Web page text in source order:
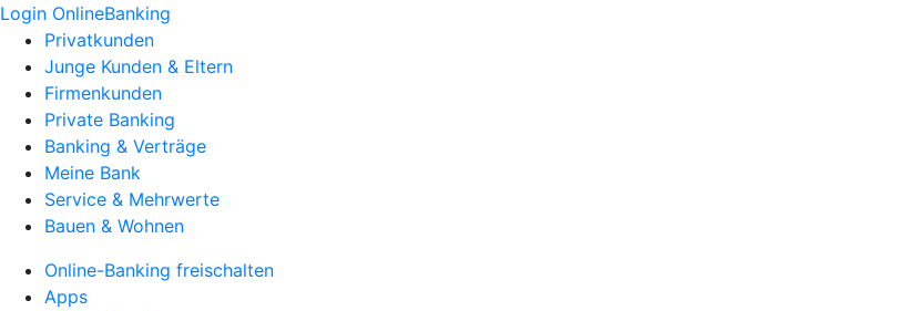
Login OnlineBanking
Privatkunden
Junge Kunden & Eltern
Firmenkunden
Private Banking
Banking & Verträge
Meine Bank
Service & Mehrwerte
Bauen & Wohnen
Online-Banking freischalten
Apps